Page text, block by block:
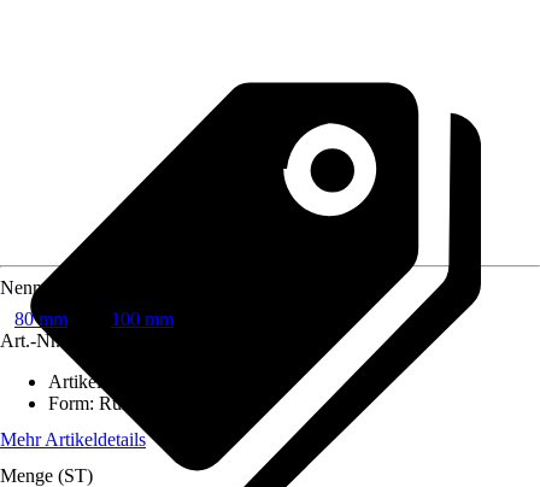
Nennweite
80 mm
100 mm
Art.-Nr.
Artikeltyp
Form: Rund
Mehr Artikeldetails
Menge (ST)